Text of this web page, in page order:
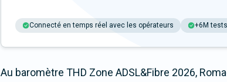
Connecté en temps réel avec les opérateurs +6M
Au baromètre THD Zone ADSL&Fibre 2026,